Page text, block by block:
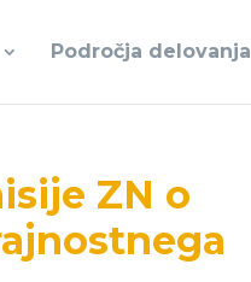
Področja delovanja
ZN o